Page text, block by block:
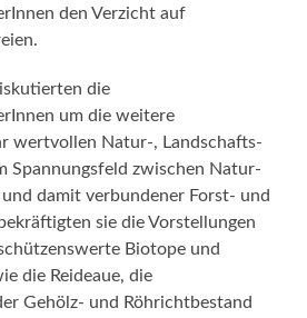
den Verzicht auf
die
um die weitere
wertvollen Natur-, Landschafts-
Spannungsfeld zwischen Natur-
damit verbundener Forst- und
sie die Vorstellungen
Biotope und
die Reideaue, die
Gehölz- und Röhrichtbestand